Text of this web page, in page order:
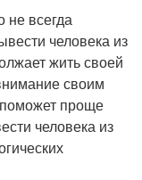
не всегда
человека из
жить своей
своим
проще
человека из